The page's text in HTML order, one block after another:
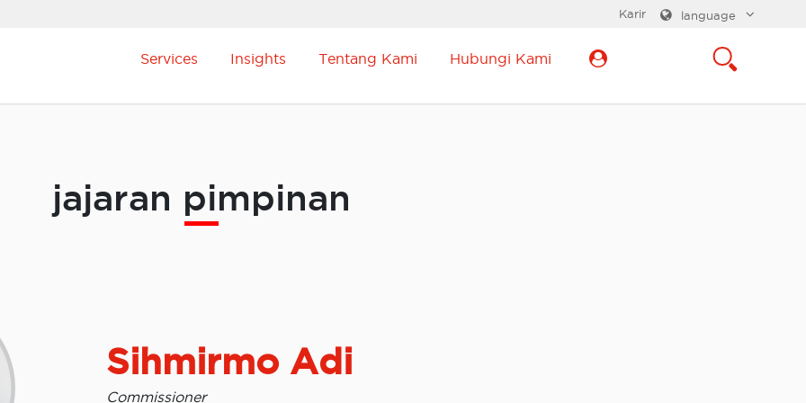
language
Karir
Services Insights Tentang Kami Hubungi Kami
jajaran pimpinan
Sihmirmo Adi
Commissioner